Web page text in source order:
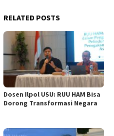
RELATED POSTS
Dosen Ilpol USU: RUU HAM Bisa
Dorong Transformasi Negara